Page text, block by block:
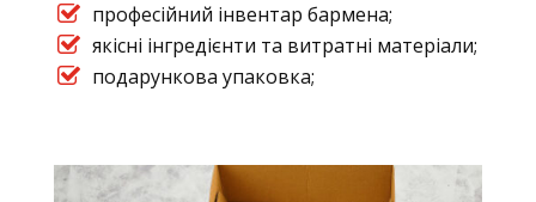
професійний інвентар бармена;
якісні інгредієнти та витратні матеріали;
подарункова упаковка;